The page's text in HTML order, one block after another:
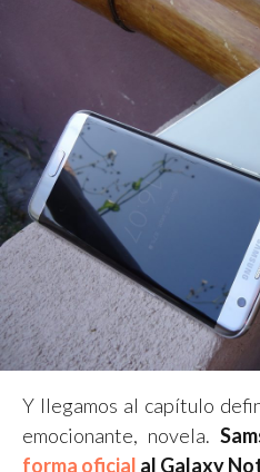
Y llegamos al capítulo
emocionante, novela.
forma oficial al Galaxy